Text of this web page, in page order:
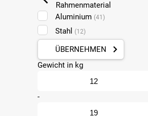
Rahmenmaterial
Aluminium (41)
Stahl (12)
ÜBERNEHMEN
Gewicht in kg
-